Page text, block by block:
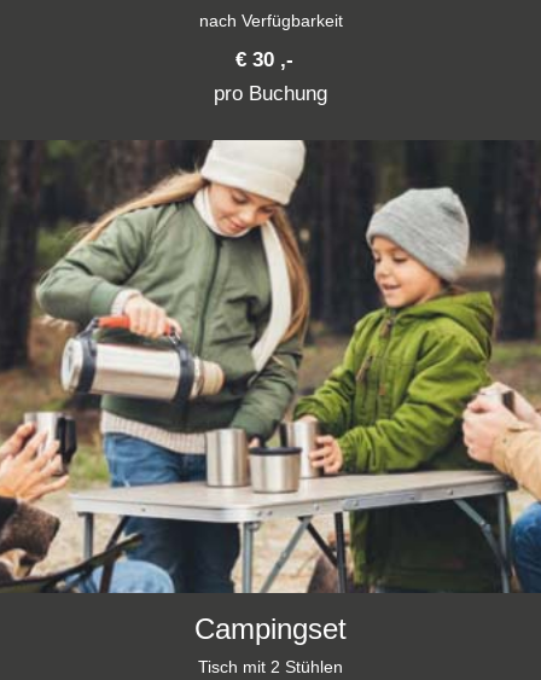
nach Verfügbarkeit
€ 30 ,-
pro Buchung
Campingset
Tisch mit 2 Stühlen